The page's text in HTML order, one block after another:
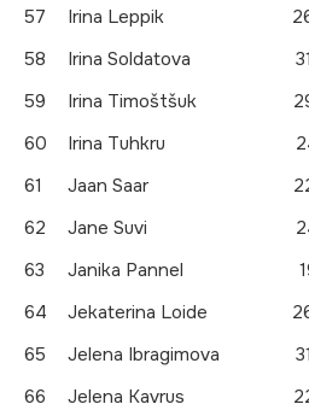
57 Irina Leppik
58
Irina Soldatova
59
Irina Timoštšuk
60
Irina Tuhkru
61
Jaan Saar
62
Jane Suvi
63
Janika Pannel
64
Jekaterina Loide
65
Jelena Ibragimova
66
Jelena Kavrus